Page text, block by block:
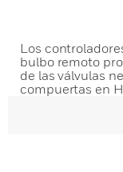
Los
bulbo remoto
de las válvulas
compuertas en